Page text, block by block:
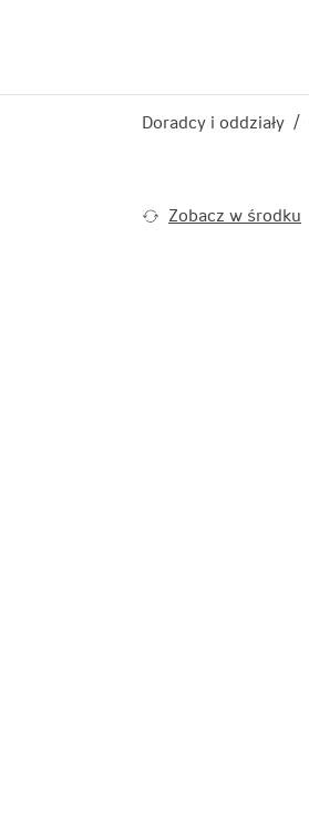
Doradcy i oddziały /
Zobacz w środku